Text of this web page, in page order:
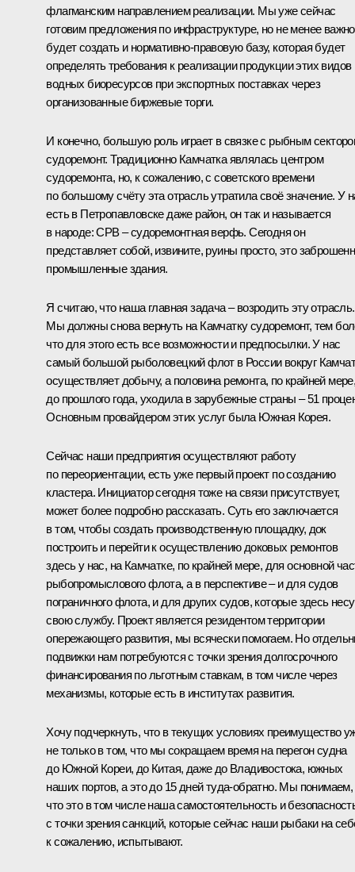
флагманским направлением реализации. Мы уже сейчас
готовим предложения по инфраструктуре, но не менее важно
будет создать и нормативно-правовую базу, которая будет
определять требования к реализации продукции этих видов
водных биоресурсов при экспортных поставках через
организованные биржевые торги.
И конечно, большую роль играет в связке с рыбным
судоремонт. Традиционно Камчатка являлась центром
судоремонта, но, к сожалению, с советского времени
по большому счёту эта отрасль утратила своё значение. У
есть в Петропавловске даже район, он так и называется
в народе: СРВ – судоремонтная верфь. Сегодня он
представляет собой, извините, руины просто, это
промышленные здания.
Я считаю, что наша главная задача – возродить эту отрасль.
Мы должны снова вернуть на Камчатку судоремонт, тем
что для этого есть все возможности и предпосылки. У нас
самый большой рыболовецкий флот в России вокруг
осуществляет добычу, а половина ремонта, по крайней
до прошлого года, уходила в зарубежные страны – 51
Основным провайдером этих услуг была Южная Корея.
Сейчас наши предприятия осуществляют работу
по переориентации, есть уже первый проект по созданию
кластера. Инициатор сегодня тоже на связи присутствует,
может более подробно рассказать. Суть его заключается
в том, чтобы создать производственную площадку, док
построить и перейти к осуществлению доковых ремонтов
здесь у нас, на Камчатке, по крайней мере, для основной
рыбопромыслового флота, а в перспективе – и для судов
пограничного флота, и для других судов, которые здесь
свою службу. Проект является резидентом территории
опережающего развития, мы всячески помогаем. Но
подвижки нам потребуются с точки зрения долгосрочного
финансирования по льготным ставкам, в том числе через
механизмы, которые есть в институтах развития.
Хочу подчеркнуть, что в текущих условиях преимущество
не только в том, что мы сокращаем время на перегон судна
до Южной Кореи, до Китая, даже до Владивостока, южных
наших портов, а это до 15 дней туда-обратно. Мы понимаем,
что это в том числе наша самостоятельность и
с точки зрения санкций, которые сейчас наши рыбаки на
к сожалению, испытывают.